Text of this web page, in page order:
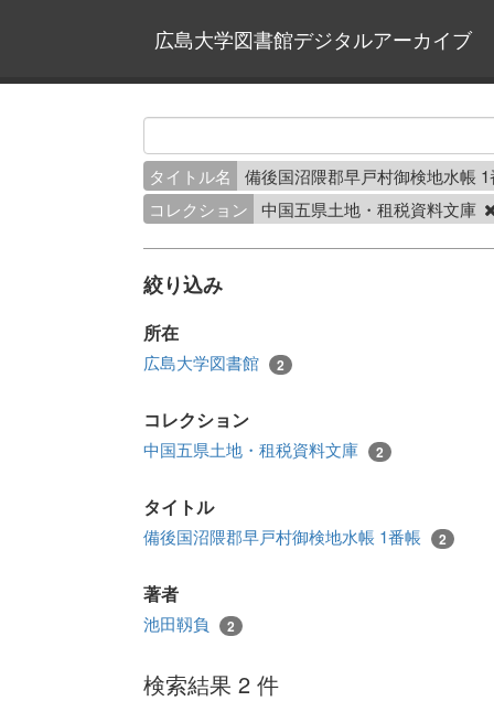
広島大学図書館デジタルアーカイブ
タイトル名
備後国沼隈郡早戸村御検地水帳
コレクション
中国五県土地・租税資料文庫
絞り込み
所在
広島大学図書館 2
コレクション
中国五県土地・租税資料文庫 2
タイトル
備後国沼隈郡早戸村御検地水帳 1番帳 2
著者
池田靱負 2
検索結果 2 件